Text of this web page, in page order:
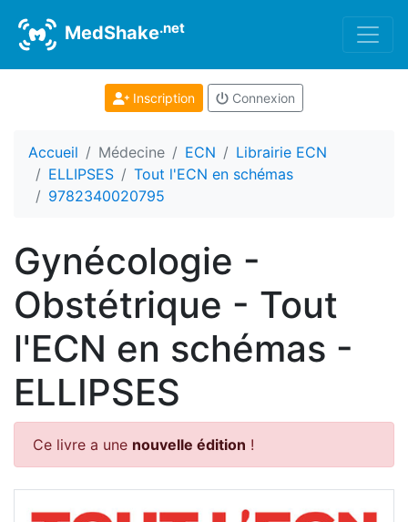
MedShake.net
Inscription Connexion
Accueil Médecine ECN
Librairie ECN
ELLIPSES
Tout l'ECN en schémas
9782340020795
Gynécologie -
Obstétrique - Tout
l'ECN en schémas -
ELLIPSES
Ce livre a une nouvelle édition !